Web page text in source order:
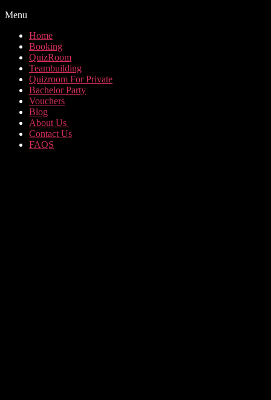
Menu
Home
Booking
QuizRoom
Teambuilding
Quizroom For Private
Bachelor Party
Vouchers
Blog
About Us
Contact Us
FAQS